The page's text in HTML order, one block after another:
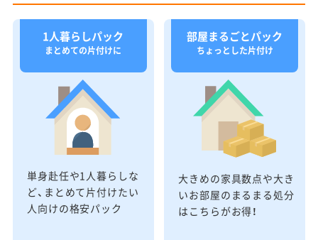
1人暮らしパック
まとめての片付けに
単身赴任や1人暮らしな
ど、まとめて片付けたい
人向けの格安パック
部屋まるごとパック
ちょっとした片付け
大きめの家具数点や大き
いお部屋のまるまる処分
はこちらがお得！